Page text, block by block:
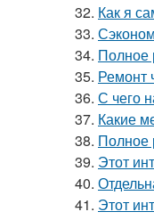
32. Как я
33.
34. Полное
35. Ремонт
36. С чего
37. Какие
38. Полное
39. Этот
40.
41. Этот